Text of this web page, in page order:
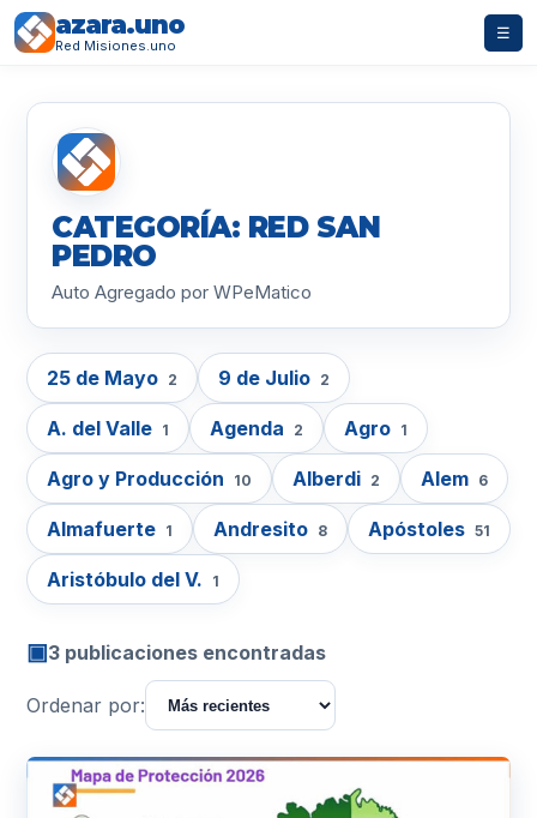
azara.uno
Red Misiones.uno
☰
CATEGORÍA: RED SAN
PEDRO
Auto Agregado por WPeMatico
25 de Mayo 2 9 de Julio 2
A. del Valle 1 Agenda 2 Agro 1
Agro y Producción 10 Alberdi 2 Alem 6
Almafuerte 1 Andresito 8 Apóstoles 51
Aristóbulo del V. 1
▣3 publicaciones encontradas
Ordenar por: